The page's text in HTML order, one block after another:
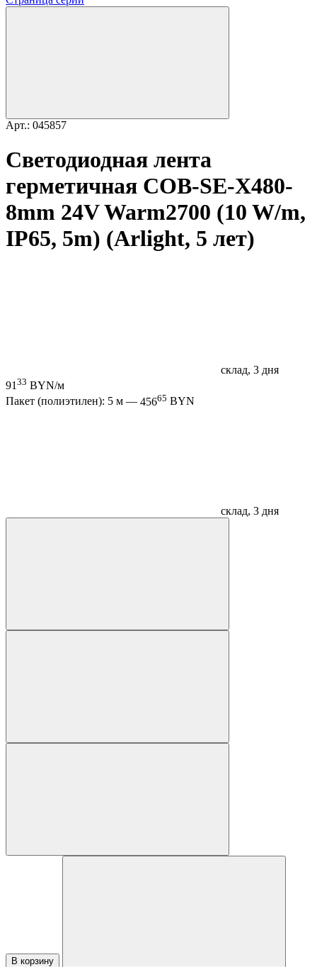
Арт.: 045857
Светодиодная лента
герметичная COB-SE-X480-
8mm 24V Warm2700 (10 W/m,
IP65, 5m) (Arlight, 5 лет)
склад, 3 дня
91 33 BYN/м
Пакет (полиэтилен): 5 м — 45665 BYN
склад, 3 дня
В корзину